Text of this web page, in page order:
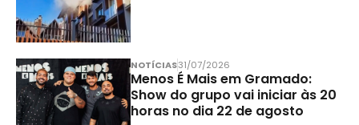
NOTÍCIAS31/07/2026
Menos É Mais em Gramado:
Show do grupo vai iniciar às 20
horas no dia 22 de agosto